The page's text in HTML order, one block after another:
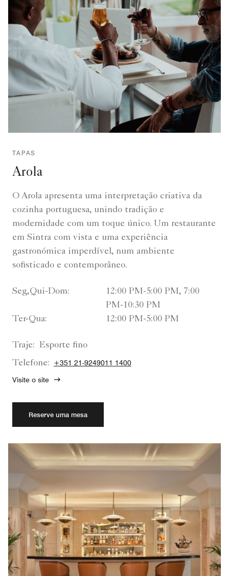
TAPAS
Arola
O Arola apresenta uma interpretação criativa da
cozinha portuguesa, unindo tradição e
modernidade com um toque único. Um restaurante
em Sintra com vista e uma experiência
gastronómica imperdível, num ambiente
sofisticado e contemporâneo.
Seg,Qui-Dom:
12:00 PM-5:00 PM, 7:00
PM-10:30 PM
Ter-Qua:
12:00 PM-5:00 PM
Traje:
Esporte fino
Telefone:
+351 21-9249011 1400
Visite o site
Reserve uma mesa